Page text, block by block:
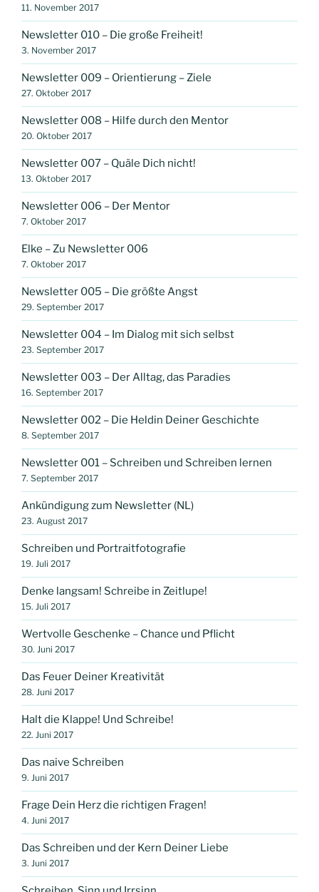
11. November 2017
Newsletter 010 – Die große Freiheit!
3. November 2017
Newsletter 009 – Orientierung – Ziele
27. Oktober 2017
Newsletter 008 – Hilfe durch den Mentor
20. Oktober 2017
Newsletter 007 – Quäle Dich nicht!
13. Oktober 2017
Newsletter 006 – Der Mentor
7. Oktober 2017
Elke – Zu Newsletter 006
7. Oktober 2017
Newsletter 005 – Die größte Angst
29. September 2017
Newsletter 004 – Im Dialog mit sich selbst
23. September 2017
Newsletter 003 – Der Alltag, das Paradies
16. September 2017
Newsletter 002 – Die Heldin Deiner Geschichte
8. September 2017
Newsletter 001 – Schreiben und Schreiben lernen
7. September 2017
Ankündigung zum Newsletter (NL)
23. August 2017
Schreiben und Portraitfotografie
19. Juli 2017
Denke langsam! Schreibe in Zeitlupe!
15. Juli 2017
Wertvolle Geschenke – Chance und Pflicht
30. Juni 2017
Das Feuer Deiner Kreativität
28. Juni 2017
Halt die Klappe! Und Schreibe!
22. Juni 2017
Das naive Schreiben
9. Juni 2017
Frage Dein Herz die richtigen Fragen!
4. Juni 2017
Das Schreiben und der Kern Deiner Liebe
3. Juni 2017